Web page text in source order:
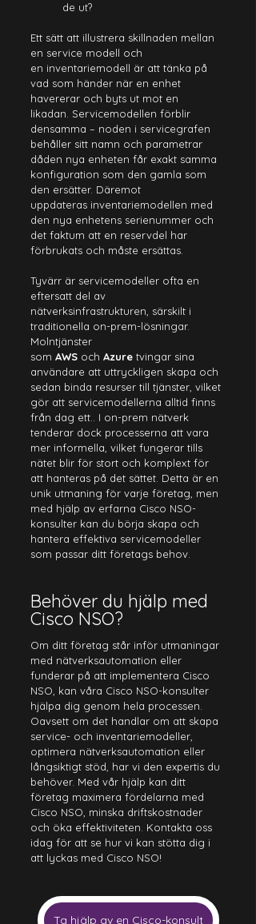
de ut?
Ett sätt att illustrera skillnaden mellan
en service modell och
en inventariemodell är att tänka på
vad som händer när en enhet
havererar och byts ut mot en
likadan. Servicemodellen förblir
densamma – noden i servicegrafen
behåller sitt namn och parametrar
dåden nya enheten får exakt samma
konfiguration som den gamla som
den ersätter. Däremot
uppdateras inventariemodellen med
den nya enhetens serienummer och
det faktum att en reservdel har
förbrukats och måste ersättas.
Tyvärr är servicemodeller ofta en
eftersatt del av
nätverksinfrastrukturen, särskilt i
traditionella on-prem-lösningar.
Molntjänster
som AWS och Azure tvingar sina
användare att uttryckligen skapa och
sedan binda resurser till tjänster, vilket
gör att servicemodellerna alltid finns
från dag ett.. I on-prem nätverk
tenderar dock processerna att vara
mer informella, vilket fungerar tills
nätet blir för stort och komplext för
att hanteras på det sättet. Detta är en
unik utmaning för varje företag, men
med hjälp av erfarna Cisco NSO-
konsulter kan du börja skapa och
hantera effektiva servicemodeller
som passar ditt företags behov.
Behöver du hjälp med
Cisco NSO?
Om ditt företag står inför utmaningar
med nätverksautomation eller
funderar på att implementera Cisco
NSO, kan våra Cisco NSO-konsulter
hjälpa dig genom hela processen.
Oavsett om det handlar om att skapa
service- och inventariemodeller,
optimera nätverksautomation eller
långsiktigt stöd, har vi den expertis du
behöver. Med vår hjälp kan ditt
företag maximera fördelarna med
Cisco NSO, minska driftskostnader
och öka effektiviteten. Kontakta oss
idag för att se hur vi kan stötta dig i
att lyckas med Cisco NSO!
Ta hjälp av en Cisco-konsult